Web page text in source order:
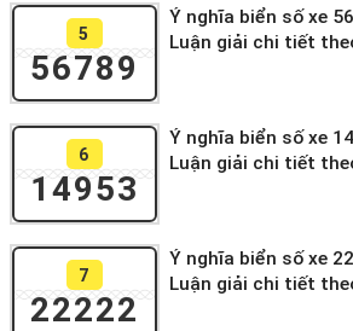
5
56789
Ý nghĩa biển số xe
Luận giải chi tiết
6
14953
Ý nghĩa biển số xe
Luận giải chi tiết
7
22222
Ý nghĩa biển số xe
Luận giải chi tiết